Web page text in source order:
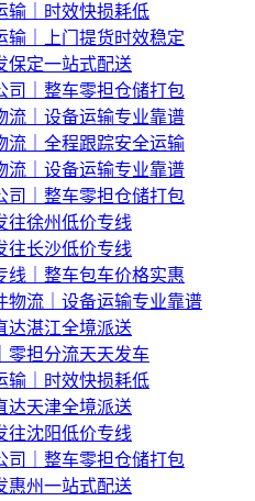
输｜时效快损耗低
输｜上门提货时效稳定
保定一站式配送
司｜整车零担仓储打包
流｜设备运输专业靠谱
流｜全程跟踪安全运输
流｜设备运输专业靠谱
司｜整车零担仓储打包
往徐州低价专线
往长沙低价专线
线｜整车包车价格实惠
物流｜设备运输专业靠谱
达湛江全境派送
零担分流天天发车
输｜时效快损耗低
达天津全境派送
往沈阳低价专线
司｜整车零担仓储打包
惠州一站式配送